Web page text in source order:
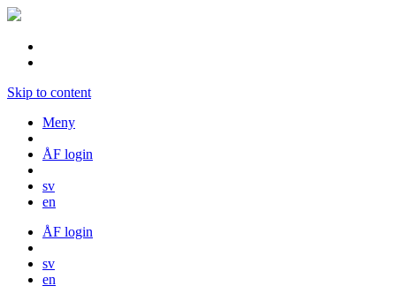
Skip to content
Meny
ÅF login
sv
en
ÅF login
sv
en